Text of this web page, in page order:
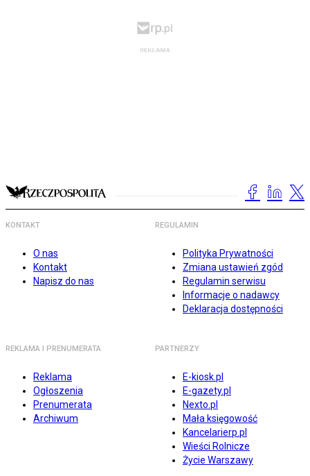
KONTAKT
O nas
Kontakt
Napisz do nas
REGULAMIN
Polityka Prywatności
Zmiana ustawień zgód
Regulamin serwisu
Informacje o nadawcy
Deklaracja dostępności
REKLAMA I PRENUMERATA
Reklama
Ogłoszenia
Prenumerata
Archiwum
PARTNERZY
E-kiosk.pl
E-gazety.pl
Nexto.pl
Mała księgowość
Kancelarierp.pl
Wieści Rolnicze
Życie Warszawy